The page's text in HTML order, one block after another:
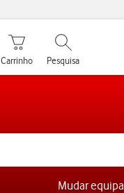
Carrinho de compras
Carrinho
Pesquisar
Pesquisa
Mudar